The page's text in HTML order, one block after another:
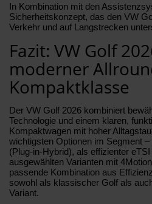
In Kombination mit den
Sicherheitskonzept, das den VW
Verkehr und auf Langstrecken
Fazit: VW Golf
moderner
Kompaktklasse
Der VW Golf 2026 kombiniert
Technologie und einem klaren,
Kompaktwagen mit hoher
wichtigsten Optionen im Segment
(Plug-in-Hybrid), als effizienter
ausgewählten Varianten mit
passende Kombination aus
sowohl als klassischer Golf als
Variant.